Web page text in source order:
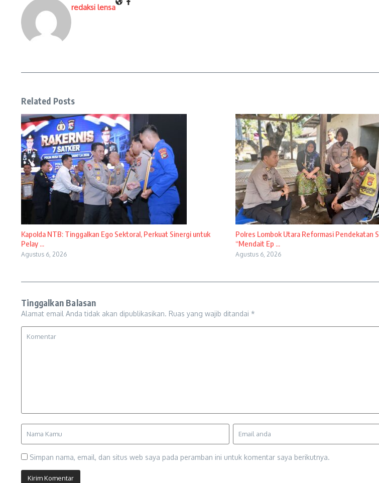
redaksi lensa
Related Posts
Kapolda NTB: Tinggalkan Ego Sektoral, Perkuat Sinergi untuk
Pelay ...
Agustus 6, 2026
Polres Lombok Utara Reformasi Pendekatan
“Mendait Ep ...
Agustus 6, 2026
Tinggalkan Balasan
Alamat email Anda tidak akan dipublikasikan. Ruas yang wajib ditandai *
Simpan nama, email, dan situs web saya pada peramban ini untuk komentar saya berikutnya.